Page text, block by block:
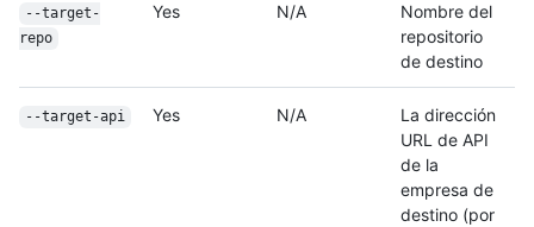
--target-
repo
Yes N/A
Nombre del
repositorio
de destino
--target-api Yes N/A
La dirección
URL de API
de la
empresa de
destino (por